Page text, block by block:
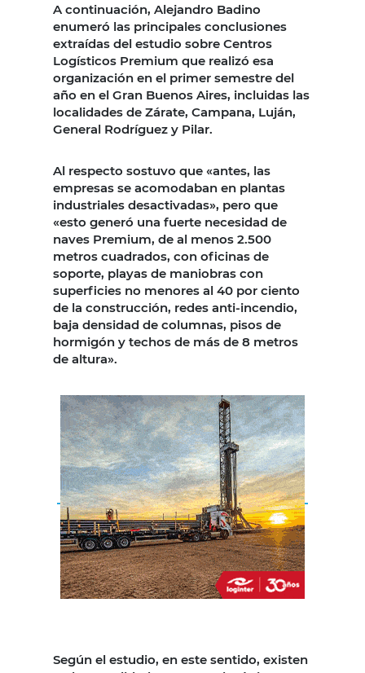
A continuación, Alejandro Badino
enumeró las principales conclusiones
extraídas del estudio sobre Centros
Logísticos Premium que realizó esa
organización en el primer semestre del
año en el Gran Buenos Aires, incluidas las
localidades de Zárate, Campana, Luján,
General Rodríguez y Pilar.
Al respecto sostuvo que «antes, las
empresas se acomodaban en plantas
industriales desactivadas», pero que
«esto generó una fuerte necesidad de
naves Premium, de al menos 2.500
metros cuadrados, con oficinas de
soporte, playas de maniobras con
superficies no menores al 40 por ciento
de la construcción, redes anti-incendio,
baja densidad de columnas, pisos de
hormigón y techos de más de 8 metros
de altura».
Según el estudio, en este sentido, existen